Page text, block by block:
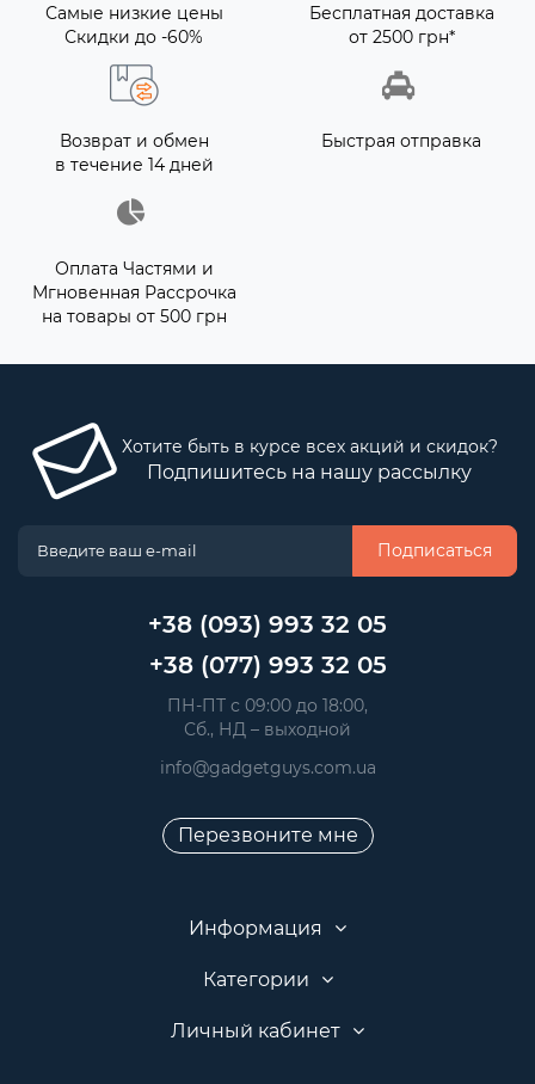
Самые низкие цены
Скидки до -60%
Бесплатная доставка
от 2500 грн*
Возврат и обмен
в течение 14 дней
Быстрая отправка
Оплата Частями и
Мгновенная Рассрочка
на товары от 500 грн
Хотите быть в курсе всех акций и скидок?
Подпишитесь на нашу рассылку
Подписаться
+38 (093) 993 32 05
+38 (077) 993 32 05
ПН-ПТ с 09:00 до 18:00,
Сб., НД – выходной
info@gadgetguys.com.ua
Перезвоните мне
Информация
Категории
Личный кабинет